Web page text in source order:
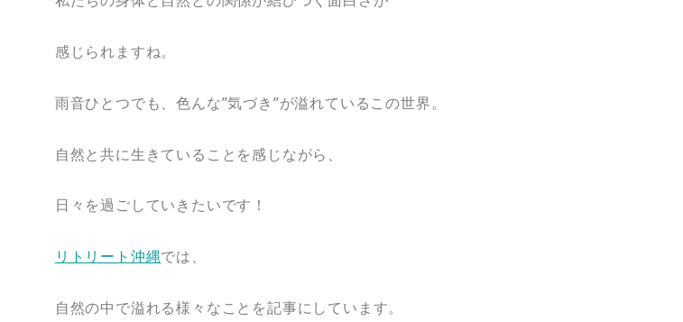
感じられますね。
雨音ひとつでも、色んな”気づき”が溢れているこの世界。
自然と共に生きていることを感じながら、
日々を過ごしていきたいです！
リトリート沖縄では、
自然の中で溢れる様々なことを記事にしています。